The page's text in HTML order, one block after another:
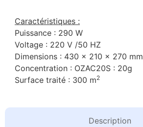
Description
Caractéristiques :
Puissance : 290 W
Voltage : 220 V /50 HZ
Dimensions : 430 x 210 x 270 mm
Concentration : OZAC20S : 20g
Surface traité : 300 m2